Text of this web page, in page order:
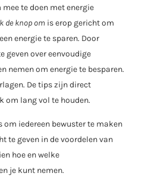
te doen met energie
de knop om is erop gericht om
energie te sparen. Door
geven over eenvoudige
nemen om energie te besparen.
De tips zijn direct
om lang vol te houden.
om iedereen bewuster te maken
te geven in de voordelen van
hoe en welke
je kunt nemen.